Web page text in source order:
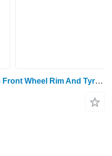
BKT 927, 928, 930, 933, 936 Front Wheel Rim And Tyre Pair 600/65r34